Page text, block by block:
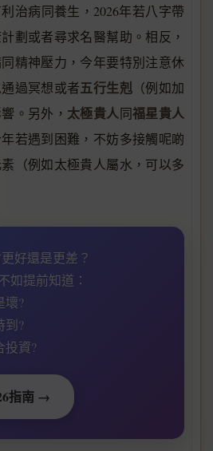
治病同養生，2026年若八字帶
劃或者尋求名醫幫助。相反，
精神壓力，今年要特別注意休
過冥想或者五行生剋（例如加
。另外， 太極貴人同福星貴人
若遇到困難，不妨多接觸呢啲
（例如太極貴人屬水，可以多
好還是更差？
如提前知道：
壞?
到?
投資?
指南 →